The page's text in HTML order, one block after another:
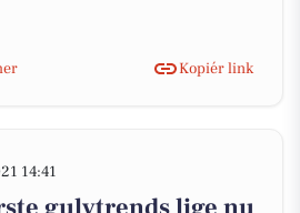
Kopiér link
14:41